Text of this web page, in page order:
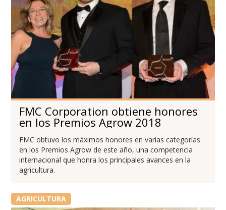
FMC Corporation obtiene honores
en los Premios Agrow 2018
FMC obtuvo los máximos honores en varias categorías
en los Premios Agrow de este año, una competencia
internacional que honra los principales avances en la
agricultura.
AGRICULTURA